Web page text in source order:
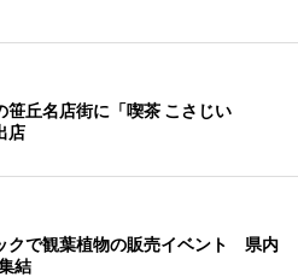
笹丘名店街に「喫茶 こさじい
店
クで観葉植物の販売イベント 県内
結